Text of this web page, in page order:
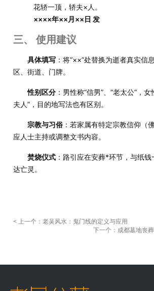
花轿一顶，轿夫×人。
××××年××月××日 发
三、 使用建议
具体填写 ：将“××”处替换为逝者真实信
区、街道、门牌。
性别区分 ：男性称“信男”、“老太公”，女
夫人”，目的地写法也有区别。
宗教与习俗 ：若家属有特定宗教信仰（
应人士主持或调整文书内容。
焚烧仪式 ：路引应在安葬*环节，与纸
达亡灵。
< 上一个：老吴风水：鬼门线的定义与应用
下一个：成都墓地丧